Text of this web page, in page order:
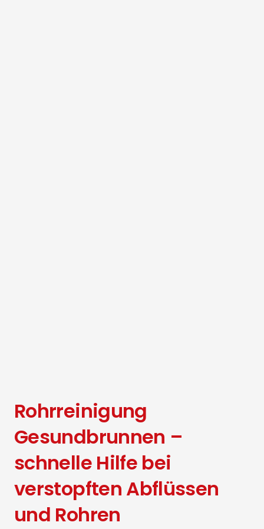
Rohrreinigung
Gesundbrunnen –
schnelle Hilfe bei
verstopften Abflüssen
und Rohren